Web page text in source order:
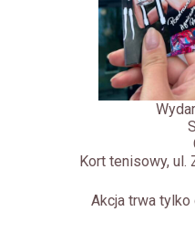
Kort tenisowy, ul.
Akcja trwa tylko